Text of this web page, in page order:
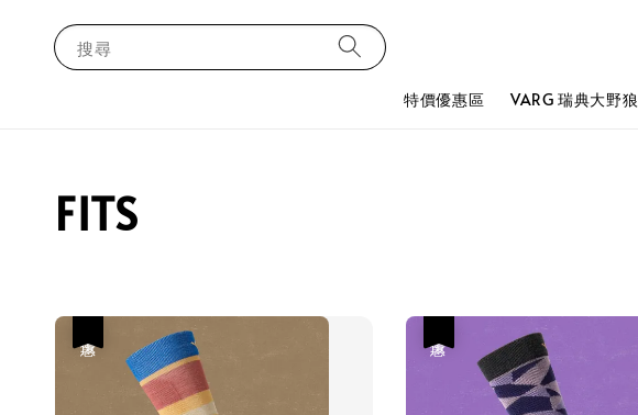
搜尋
特價優惠區 VARG 瑞典大野狼
FITS